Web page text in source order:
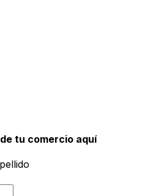
tu comercio aquí